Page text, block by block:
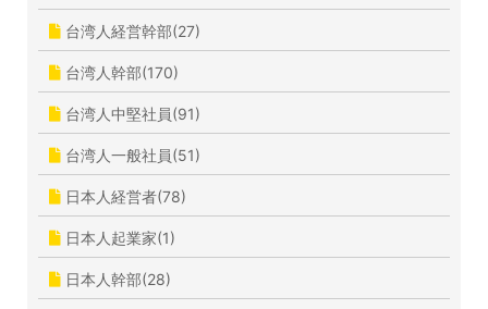
台湾人経営幹部(27)
台湾人幹部(170)
台湾人中堅社員(91)
台湾人一般社員(51)
日本人経営者(78)
日本人起業家(1)
日本人幹部(28)